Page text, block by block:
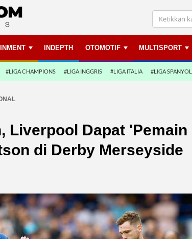
INDEPTH OTOMOTIF MULTISPORT
#LIGA CHAMPIONS #LIGA INGGRIS #LIGA ITALIA #LIGA SPANYOL
Liverpool Dapat 'Pemain
di Derby Merseyside